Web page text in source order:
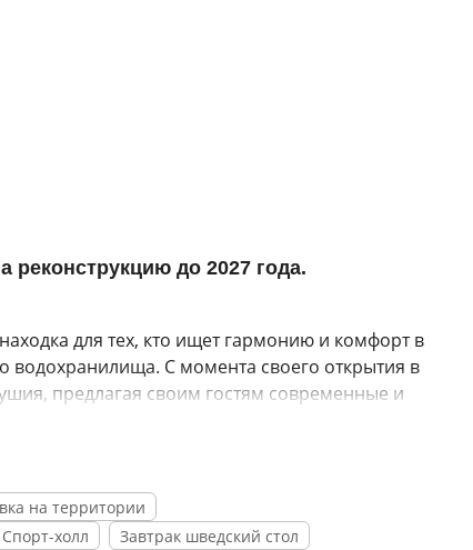
реконструкцию до 2027 года.
для тех, кто ищет гармонию и комфорт в
водохранилища. С момента своего открытия в
предлагая своим гостям современные и
силы.
на территории
Спорт-холл
Завтрак шведский стол